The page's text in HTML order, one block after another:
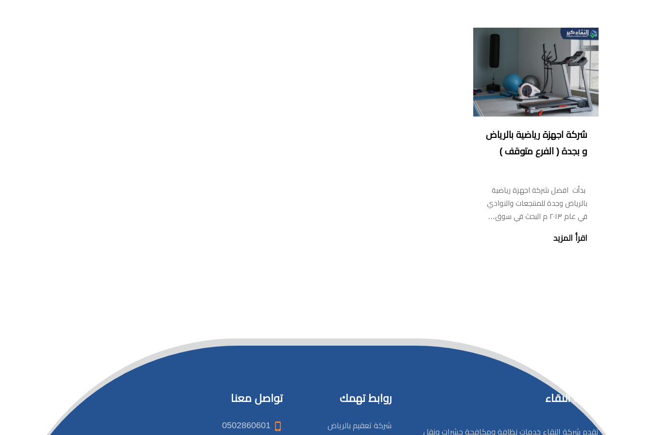
شركة اجهزة رياضية بالرياض
و بجدة ( الفرع متوقف )
بدأت افضل شركة اجهزة رياضية
بالرياض وجدة للمنتجعات والنوادي
في عام ٢٠١٣ م البحث في سوق…
اقرأ المزيد
شركة النقاء
تقدم شركة النقاء خدمات نظافة ومكافحة حشرات ونقل
روابط تهمك
شركة تعقيم بالرياض
تواصل معنا